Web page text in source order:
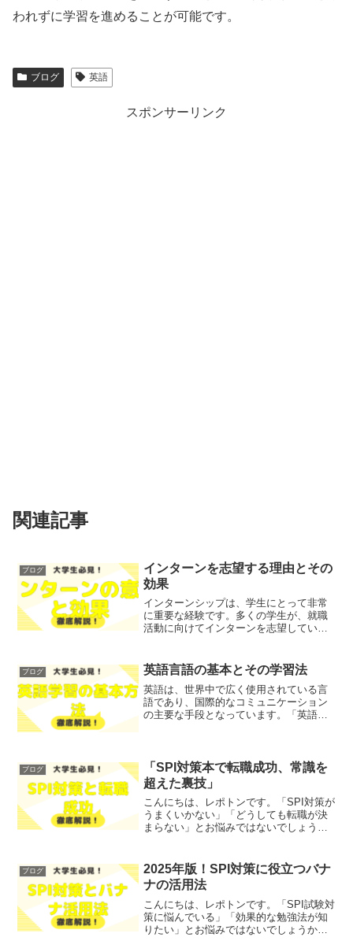
われずに学習を進めることが可能です。
ブログ 英語
スポンサーリンク
関連記事
ブログ
インターンを志望する理由とその
効果
インターンシップは、学生にとって非常
に重要な経験です。多くの学生が、就職
活動に向けてインターンを志望していま
望する理由」や「インターンシップの効
果」といったことについて...
ブログ 英語言語の基本とその学習法
英語は、世界中で広く使用されている言
語であり、国際的なコミュニケーション
の主要な手段となっています。「英語を
今回は、英語の基本とその...
ブログ
「SPI対策本で転職成功、常識を
超えた裏技」
こんにちは、レポトンです。「SPI対策が
うまくいかない」「どうしても転職が決
まらない」とお悩みではないでしょう
す！レポトンこの記事は次のような人に
おすすめ！SPI対...
ブログ
2025年版！SPI対策に役立つバナ
ナの活用法
こんにちは、レポトンです。「SPI試験対
策に悩んでいる」「効果的な勉強法が知
りたい」とお悩みではないでしょうか？